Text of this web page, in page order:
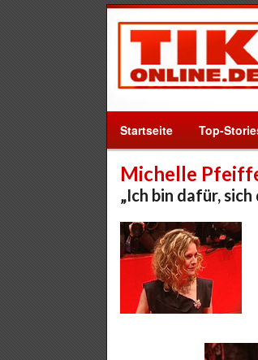
Startseite Top-
Michelle
„Ich bin dafür,